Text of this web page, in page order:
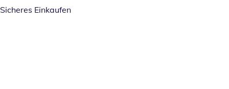
Sicheres Einkaufen